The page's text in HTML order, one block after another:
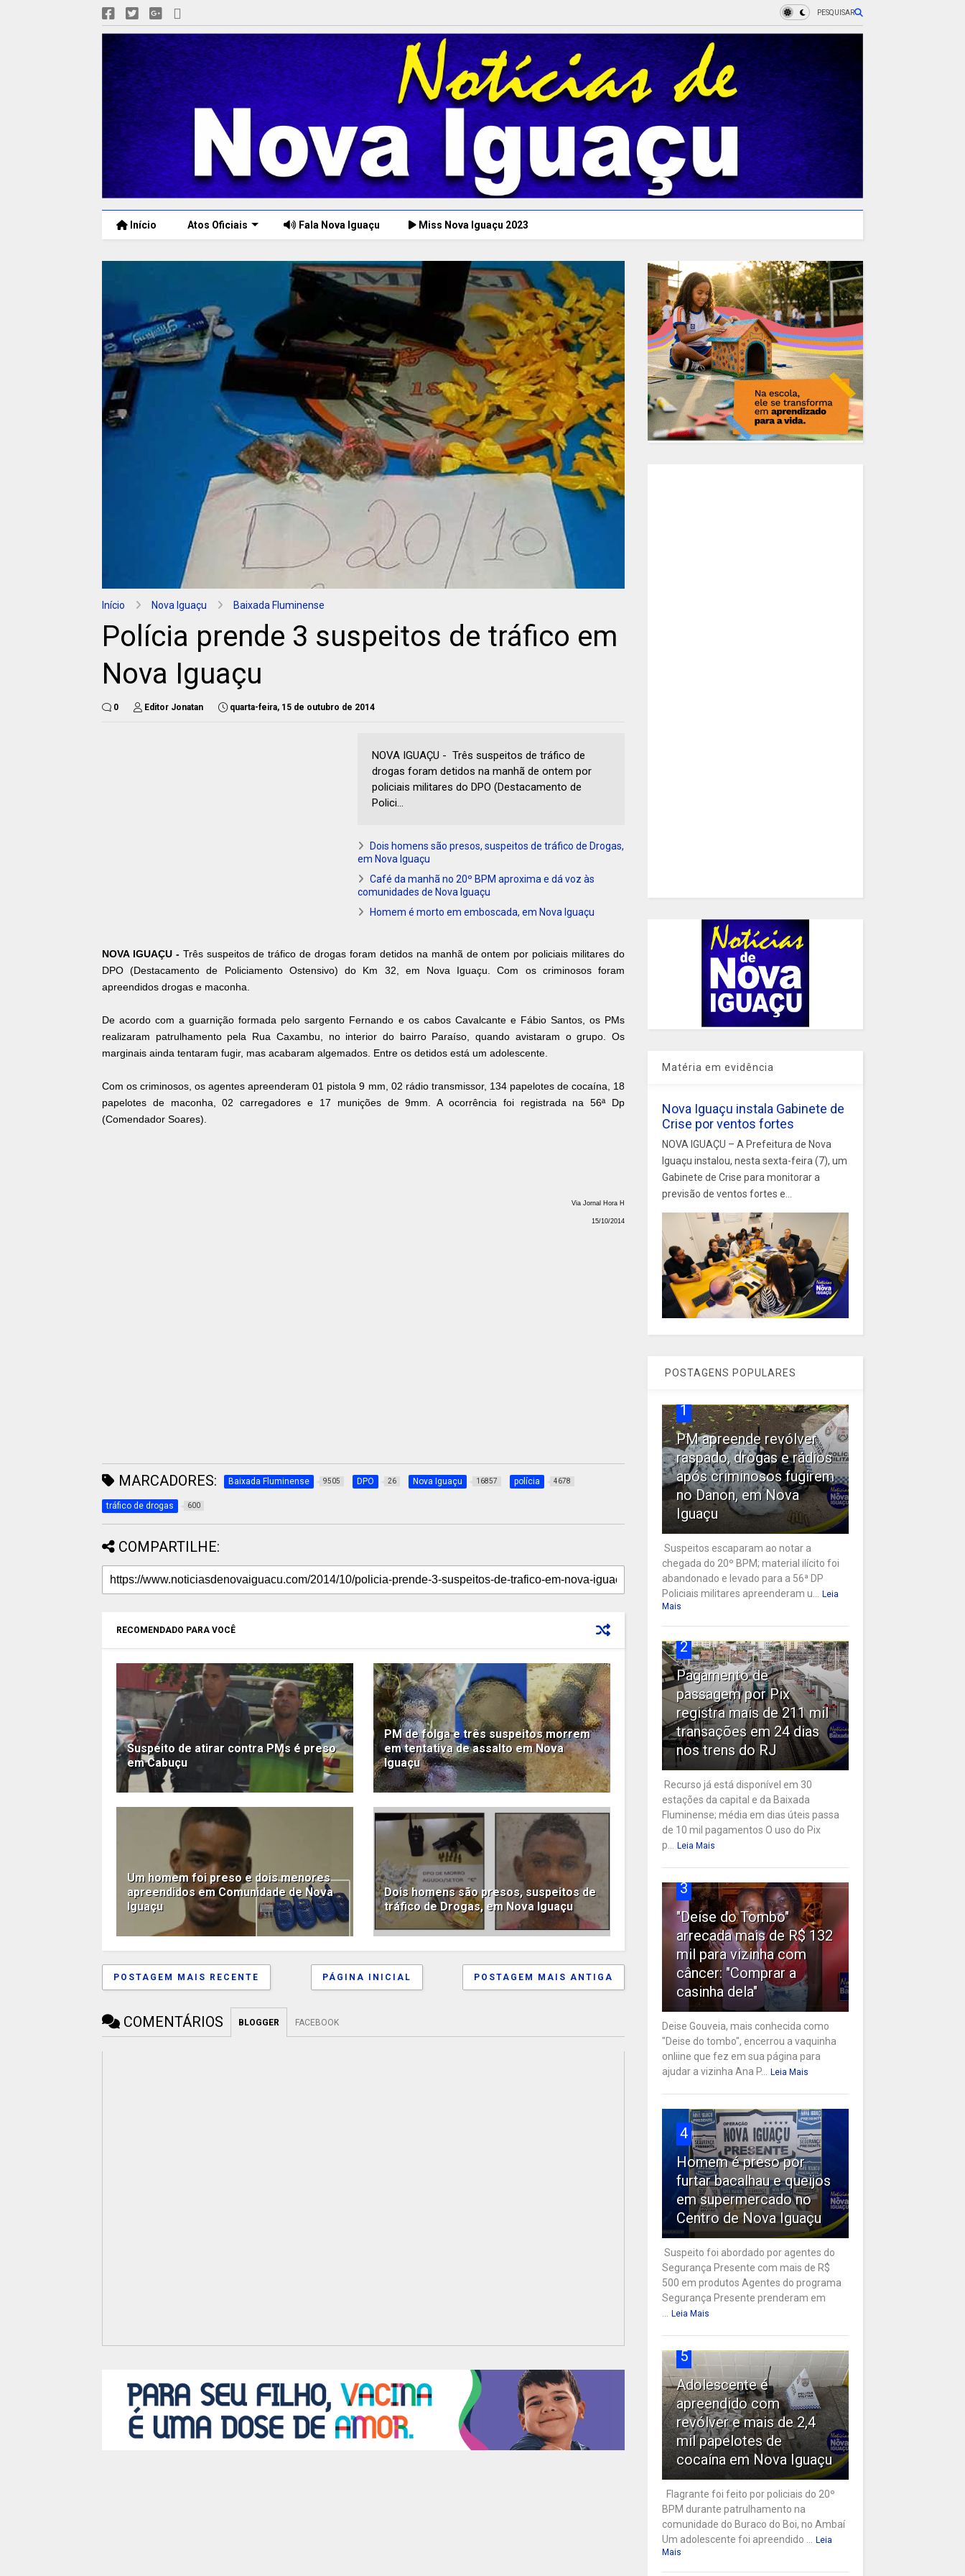
PESQUISAR
Início Atos Oficiais Fala Nova Iguaçu Miss Nova Iguaçu 2023
Início Nova Iguaçu Baixada Fluminense
Polícia prende 3 suspeitos de tráfico em
Nova Iguaçu
0 Editor Jonatan quarta-feira, 15 de outubro de 2014
NOVA IGUAÇU - Três suspeitos de tráfico de
drogas foram detidos na manhã de ontem por
policiais militares do DPO (Destacamento de
Polici...
Dois homens são presos, suspeitos de tráfico de Drogas,
em Nova Iguaçu
Café da manhã no 20º BPM aproxima e dá voz às
comunidades de Nova Iguaçu
Homem é morto em emboscada, em Nova Iguaçu
NOVA IGUAÇU - Três suspeitos de tráfico de drogas foram detidos na manhã de ontem por policiais militares do
DPO (Destacamento de Policiamento Ostensivo) do Km 32, em Nova Iguaçu. Com os criminosos foram
apreendidos drogas e maconha.
De acordo com a guarnição formada pelo sargento Fernando e os cabos Cavalcante e Fábio Santos, os PMs
realizaram patrulhamento pela Rua Caxambu, no interior do bairro Paraíso, quando avistaram o grupo. Os
marginais ainda tentaram fugir, mas acabaram algemados. Entre os detidos está um adolescente.
Com os criminosos, os agentes apreenderam 01 pistola 9 mm, 02 rádio transmissor, 134 papelotes de cocaína, 18
papelotes de maconha, 02 carregadores e 17 munições de 9mm. A ocorrência foi registrada na 56ª Dp
(Comendador Soares).
Via Jornal Hora H
15/10/2014
MARCADORES: Baixada Fluminense 9505 DPO 26 Nova Iguaçu 16857 polícia 4678
tráfico de drogas 600
COMPARTILHE:
RECOMENDADO PARA VOCÊ
Suspeito de atirar contra PMs é preso
em Cabuçu
PM de folga e três suspeitos morrem
em tentativa de assalto em Nova
Iguaçu
Um homem foi preso e dois menores
apreendidos em Comunidade de Nova
Iguaçu
Dois homens são presos, suspeitos de
tráfico de Drogas, em Nova Iguaçu
POSTAGEM MAIS RECENTE POSTAGEM MAIS ANTIGA
PÁGINA INICIAL
COMENTÁRIOS BLOGGER FACEBOOK
Matéria em evidência
Nova Iguaçu instala Gabinete de
Crise por ventos fortes
NOVA IGUAÇU – A Prefeitura de Nova
Iguaçu instalou, nesta sexta-feira (7), um
Gabinete de Crise para monitorar a
previsão de ventos fortes e...
POSTAGENS POPULARES
1
PM apreende revólver
raspado, drogas e rádios
após criminosos fugirem
no Danon, em Nova
Iguaçu
Suspeitos escaparam ao notar a
chegada do 20º BPM; material ilícito foi
abandonado e levado para a 56ª DP
Policiais militares apreenderam u...
Leia
Mais
2
Pagamento de
passagem por Pix
registra mais de 211 mil
transações em 24 dias
nos trens do RJ
Recurso já está disponível em 30
estações da capital e da Baixada
Fluminense; média em dias úteis passa
de 10 mil pagamentos O uso do Pix
p...
Leia Mais
3
"Deise do Tombo"
arrecada mais de R$ 132
mil para vizinha com
câncer: "Comprar a
casinha dela"
Deise Gouveia, mais conhecida como
"Deise do tombo", encerrou a vaquinha
onliine que fez em sua página para
ajudar a vizinha Ana P...
Leia Mais
4
Homem é preso por
furtar bacalhau e queijos
em supermercado no
Centro de Nova Iguaçu
Suspeito foi abordado por agentes do
Segurança Presente com mais de R$
500 em produtos Agentes do programa
Segurança Presente prenderam em
Leia Mais
5
Adolescente é
apreendido com
revólver e mais de 2,4
mil papelotes de
cocaína em Nova Iguaçu
Flagrante foi feito por policiais do 20º
BPM durante patrulhamento na
comunidade do Buraco do Boi, no Ambaí
Um adolescente foi apreendido ...
Leia
Mais